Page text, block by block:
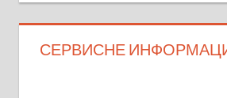
СЕРВИСНЕ